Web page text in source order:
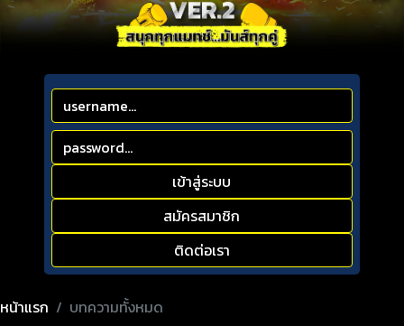
เข้าสู่ระบบ
สมัครสมาชิก
ติดต่อเรา
หน้าแรก บทความทั้งหมด